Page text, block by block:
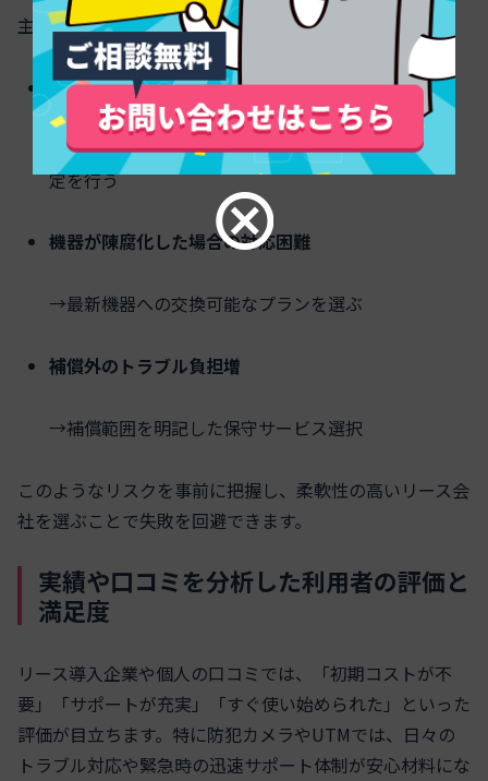
主なリスクとその対策は下記の通りです。
残存期間のリース料一括請求リスク
→契約内容をよく確認し、余裕を持った契約期間選
定を行う
機器が陳腐化した場合の対応困難
→最新機器への交換可能なプランを選ぶ
補償外のトラブル負担増
→補償範囲を明記した保守サービス選択
このようなリスクを事前に把握し、柔軟性の高いリース会
社を選ぶことで失敗を回避できます。
実績や口コミを分析した利用者の評価と
満足度
リース導入企業や個人の口コミでは、「初期コストが不
要」「サポートが充実」「すぐ使い始められた」といった
評価が目立ちます。特に防犯カメラやUTMでは、日々の
トラブル対応や緊急時の迅速サポート体制が安心材料にな